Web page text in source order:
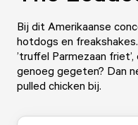
Bij dit Amerikaanse
hotdogs en
’truffel Parmezaan
genoeg gegeten? Dan
pulled chicken bij.